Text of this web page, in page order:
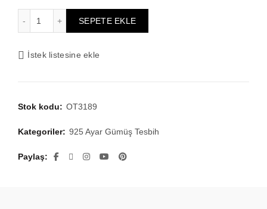
SEPETE EKLE
İstek listesine ekle
Stok kodu: OT3189
Kategoriler: 925 Ayar Gümüş Tesbih
Paylaş